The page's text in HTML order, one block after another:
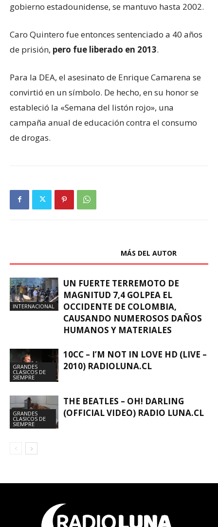
gobierno estadounidense, se mantuvo hasta 2002.
Caro Quintero fue entonces sentenciado a 40 años
de prisión, pero fue liberado en 2013.
Para la DEA, el asesinato de Enrique Camarena se
convirtió en un símbolo. De hecho, en su honor se
estableció la «Semana del listón rojo», una
campaña anual de educación contra el consumo
de drogas.
MÁS DEL AUTOR
INTERNACIONAL
UN FUERTE TERREMOTO DE
MAGNITUD 7,4 GOLPEA EL
OCCIDENTE DE COLOMBIA,
CAUSANDO NUMEROSOS DAÑOS
HUMANOS Y MATERIALES
GRANDES
CLASICOS DE
SIEMPRE
10CC – I’M NOT IN LOVE HD (LIVE –
2010) RADIOLUNA.CL
GRANDES
CLASICOS DE
SIEMPRE
THE BEATLES – OH! DARLING
(OFFICIAL VIDEO) RADIO LUNA.CL